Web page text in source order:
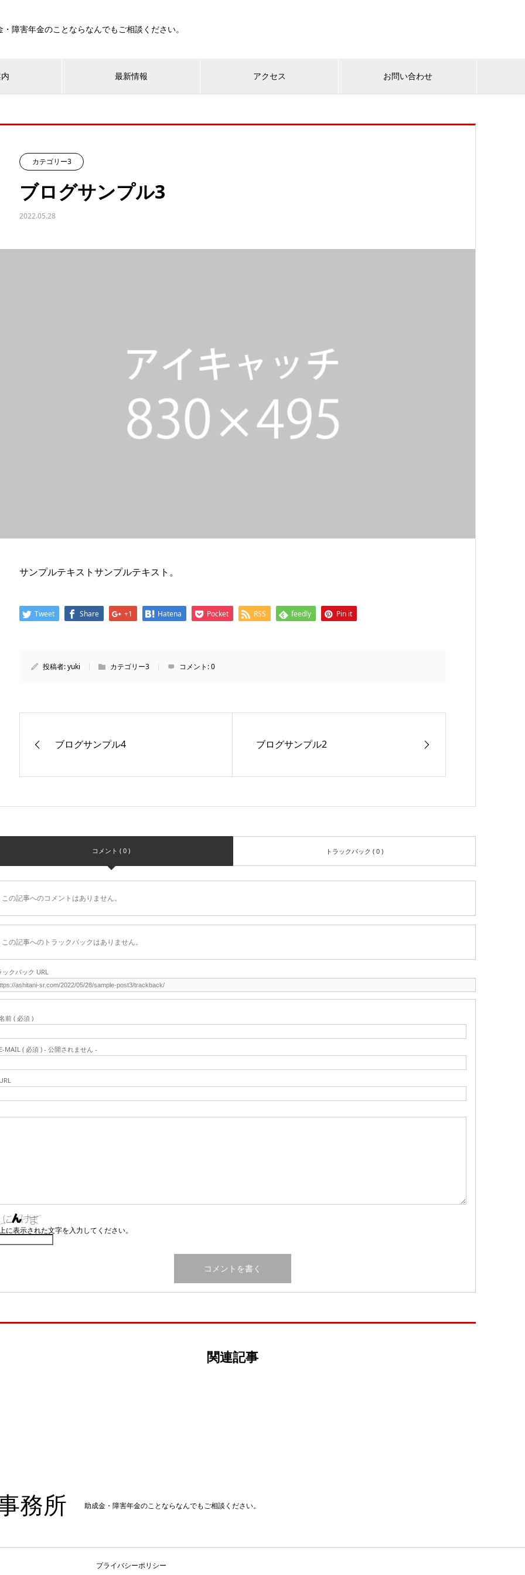
・障害年金のことならなんでもご相談ください。
最新情報 アクセス お問い合わせ
カテゴリー3
ブログサンプル3
2022.05.28
サンプルテキストサンプルテキスト。
Tweet Share +1 Hatena Pocket RSS feedly Pin it
投稿者:yuki カテゴリー3 コメント:0
ブログサンプル4 ブログサンプル2
コメント ( 0 ) トラックバック ( 0 )
この記事へのコメントはありません。
この記事へのトラックバックはありません。
ックバック URL
前 ( 必須 )
MAIL ( 必須 ) - 公開されません -
に表示された文字を入力してください。
関連記事
務所 助成金・障害年金のことならなんでもご相談ください。
プライバシーポリシー